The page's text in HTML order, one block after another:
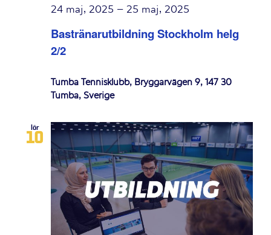
Bastränarutbildning Stockholm helg
2/2
24 maj, 2025 – 25 maj, 2025
Tumba Tennisklubb, Bryggarvägen 9, 147 30
Tumba, Sverige
lör
10